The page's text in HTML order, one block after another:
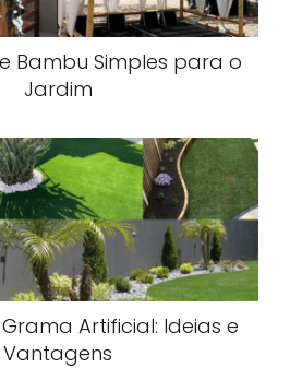
Bambu Simples para o
Jardim
Artificial: Ideias e
Vantagens